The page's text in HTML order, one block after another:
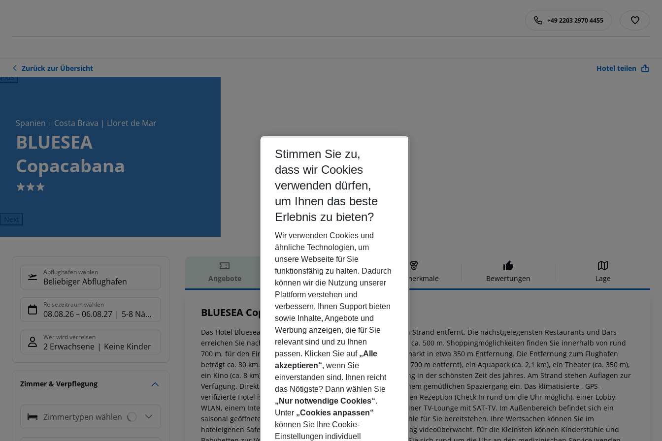
+49 2203 2970 4455
Zurück zur Übersicht Hotel teilen
Spanien | Costa Brava | Lloret de Mar
BLUESEA
Copacabana
3
Next
Abflughafen wählen
Beliebiger Abflughafen
Reisezeitraum wählen
08.08.26– 06.08.27 5-8 Nächte
Wer wird verreisen
2 Erwachsene Keine Kinder
Zimmer & Verpflegung
Zimmertypen wählen
Angebote Hotelbeschreibung Hotelmerkmale Bewertungen Lage
Hotelbeschreibung
BLUESEA Copacabana
3
Das Hotel Bluesea Copacabana liegt ca. 700 m vom öffentlichen Strand entfernt. Die nächstgelegensten Restaurants und Bars
erreichen Sie nach etwa 300 m. Die Altstadt erreichen Sie nach ca. 500 m. Shoppingmöglichkeiten finden Sie innerhalb von rund
700 m, für den Einkauf von Lebensmitteln gibt es einen Supermarkt in etwa 350 m Entfernung. Die Entfernung zum Flughafen
beträgt ca. 30 km. In der Umgebung sorgen eine Diskothek (ca. 700 m entfernt), ein Aquapark (ca. 2,1 km), ein Theater (ca. 350 m),
ein Kino (ca. 8 km) und ein Golfplatz (ca. 25 km) für Abwechslung in der schönsten Zeit des Jahres. Am Strand stehen Auflagen zur
Verfügung. Direkt am Strand lädt eine Strandpromenade zu einem gemütlichen Spaziergang ein. Das klimatisierte , GPS-
verifizierte Hotel ist ausgestattet mit einer 24h am Tag geöffneten Rezeption (Check In rund um die Uhr möglich), einer Lobby,
WLAN, einem Internet-Zugang, 3 Liften, Sanitätskasten sowie einer TV-Lounge mit SAT-TV. Im Außenbereich befindet sich ein
saisonal geöffneter Pool (ganzjährig geöffnet), an dem Liegestühle für Sie bereitstehen. Ihre Wertsachen können Sie im
hoteleigenen Safe aufbewahren. Zudem ist das Hotel 24h am Tag videoüberwacht. Für die Kleinsten können Kinderstühle und
Stimmen Sie zu,
dass wir Cookies
verwenden dürfen,
um Ihnen das beste
Erlebnis zu bieten?
Wir verwenden Cookies und
ähnliche Technologien, um
unsere Webseite für Sie
funktionsfähig zu halten. Dadurch
können wir die Nutzung unserer
Plattform verstehen und
verbessern, Ihnen Support bieten
sowie Inhalte, Angebote und
Werbung anzeigen, die für Sie
relevant sind und zu Ihnen
passen. Klicken Sie auf „Alle
akzeptieren“, wenn Sie
einverstanden sind. Ihnen reicht
das Nötigste? Dann wählen Sie
„Nur notwendige Cookies“.
Unter „Cookies anpassen“
können Sie Ihre Cookie-
Einstellungen individuell